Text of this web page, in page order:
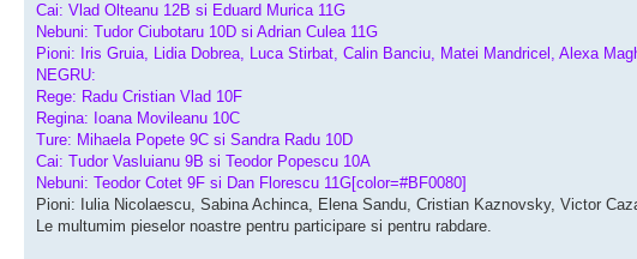
Cai: Vlad Olteanu 12B si Eduard Murica 11G
Nebuni: Tudor Ciubotaru 10D si Adrian Culea 11G
Pioni: Iris Gruia, Lidia Dobrea, Luca Stirbat, Calin Banciu, Matei Mandricel, Alexa
NEGRU:
Rege: Radu Cristian Vlad 10F
Regina: Ioana Movileanu 10C
Ture: Mihaela Popete 9C si Sandra Radu 10D
Cai: Tudor Vasluianu 9B si Teodor Popescu 10A
Nebuni: Teodor Cotet 9F si Dan Florescu 11G[color=#BF0080]
Pioni: Iulia Nicolaescu, Sabina Achinca, Elena Sandu, Cristian Kaznovsky, Victor
Le multumim pieselor noastre pentru participare si pentru rabdare.